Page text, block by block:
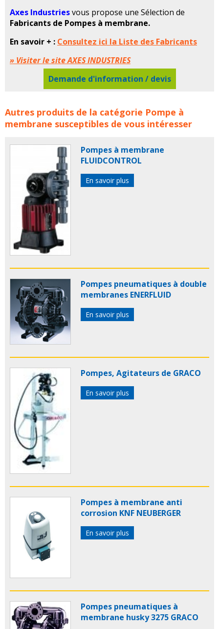
Axes Industriesvous propose une Sélection de
Fabricants de Pompes à membrane.
En savoir + : Consultez ici la Liste des Fabricants
» Visiter le site AXES INDUSTRIES
Demande d'information / devis
Tous les Fabricants de Pompes à membrane concerne
les familles de produits :pompe pompes pompe a
Autres produits de la catégorie Pompe à
membrane susceptibles de vous intéresser
Pompes à membrane
FLUIDCONTROL
En savoir plus
Pompes pneumatiques à double
membranes ENERFLUID
En savoir plus
Pompes, Agitateurs de GRACO
En savoir plus
Pompes à membrane anti
corrosion KNF NEUBERGER
En savoir plus
Pompes pneumatiques à
membrane husky 3275 GRACO